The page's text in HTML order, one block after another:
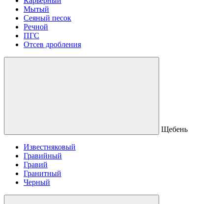
Мытый
Сеяный песок
Речной
ПГС
Отсев дробления
Щебень
Известняковый
Гравийный
Гравий
Гранитный
Черный